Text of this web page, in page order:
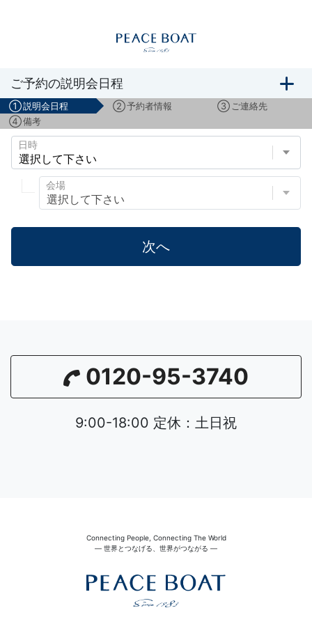
船旅説明会のご予約
ご予約の説明会日程
①説明会日程 ②予約者情報 ③ ご連絡先
④備考
日時
会場
次へ
0120-95-3740
9:00-18:00 定休：土日祝
Connecting People, Connecting The World
― 世界とつなげる、世界がつながる ―